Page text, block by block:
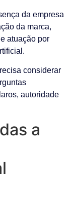
da empresa
da marca,
atuação por
considerar
autoridade
a